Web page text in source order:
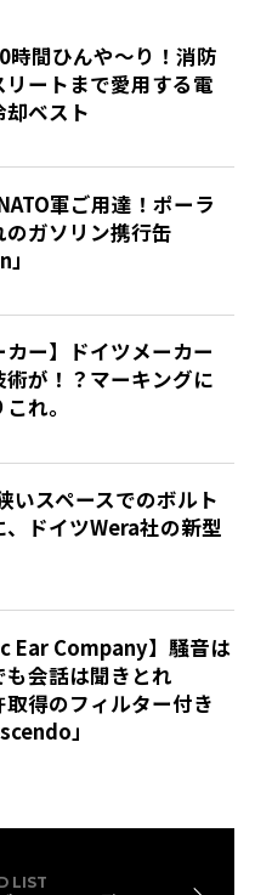
時間ひんや～り！消防
リートまで愛用する電
ベスト
NATO軍ご用達！ポーラ
のガソリン携行缶
カー】ドイツメーカー
術が！？マーキングに
れ。
いスペースでのボルト
、ドイツWera社の新型
Ear Company】騒音は
も会話は聞きとれ
取得のフィルター付き
」
LIST